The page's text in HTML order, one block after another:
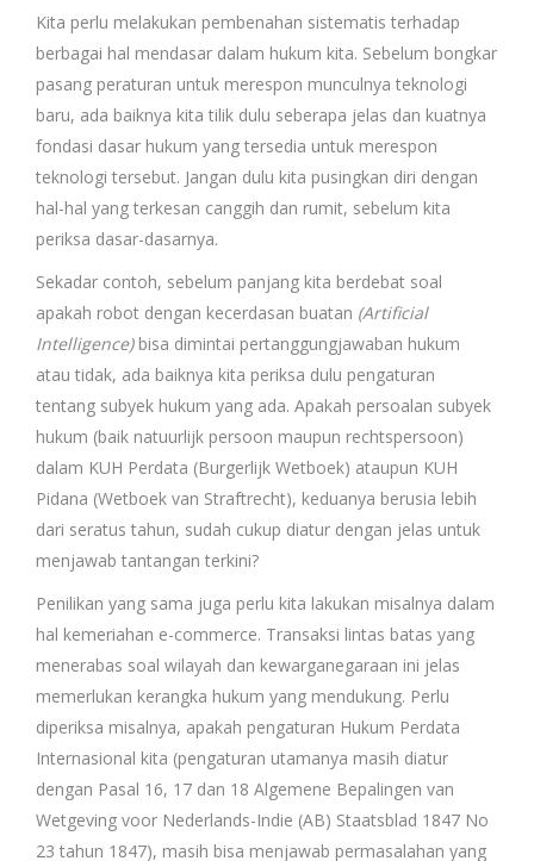
Kita perlu melakukan pembenahan sistematis terhadap
berbagai hal mendasar dalam hukum kita. Sebelum bongkar
pasang peraturan untuk merespon munculnya teknologi
baru, ada baiknya kita tilik dulu seberapa jelas dan kuatnya
fondasi dasar hukum yang tersedia untuk merespon
teknologi tersebut. Jangan dulu kita pusingkan diri dengan
hal-hal yang terkesan canggih dan rumit, sebelum kita
periksa dasar-dasarnya.
Sekadar contoh, sebelum panjang kita berdebat soal
apakah robot dengan kecerdasan buatan (Artificial
Intelligence)bisa dimintai pertanggungjawaban hukum
atau tidak, ada baiknya kita periksa dulu pengaturan
tentang subyek hukum yang ada. Apakah persoalan subyek
hukum (baik natuurlijk persoon maupun rechtspersoon)
dalam KUH Perdata (Burgerlijk Wetboek) ataupun KUH
Pidana (Wetboek van Straftrecht), keduanya berusia lebih
dari seratus tahun, sudah cukup diatur dengan jelas untuk
menjawab tantangan terkini?
Penilikan yang sama juga perlu kita lakukan misalnya dalam
hal kemeriahan e-commerce. Transaksi lintas batas yang
menerabas soal wilayah dan kewarganegaraan ini jelas
memerlukan kerangka hukum yang mendukung. Perlu
diperiksa misalnya, apakah pengaturan Hukum Perdata
Internasional kita (pengaturan utamanya masih diatur
dengan Pasal 16, 17 dan 18 Algemene Bepalingen van
Wetgeving voor Nederlands-Indie (AB) Staatsblad 1847 No
23 tahun 1847), masih bisa menjawab permasalahan yang